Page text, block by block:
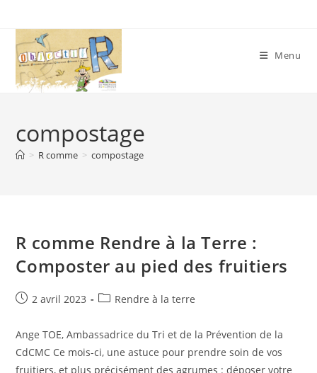
content
Menu
compostage
> R comme > compostage
R comme Rendre à la Terre :
Composter au pied des fruitiers
Publication
2 avril 2023
PostRendre à la terre
Ange TOE, Ambassadrice du Tri et de la Prévention de la
CdCMC Ce mois-ci, une astuce pour prendre soin de vos
fruitiers, et plus précisément des agrumes : déposer votre